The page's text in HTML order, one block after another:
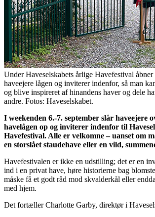
Under Haveselskabets årlige Havefestival
haveejere lågen og inviterer indenfor, så man
og blive inspireret af hinandens haver og dele
andre. Fotos: Haveselskabet.
I weekenden 6.-7. september slår haveejere
havelågen op og inviterer indenfor til
Havefestival. Alle er velkomne – uanset om
en storslået staudehave eller en vild,
Havefestivalen er ikke en udstilling; det er en
ind i en privat have, høre historierne bag
måske få et godt råd mod skvalderkål eller
med hjem.
Det fortæller Charlotte Garby, direktør i